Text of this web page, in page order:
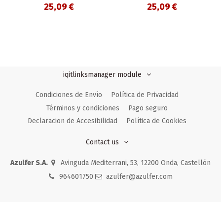
25,09 € 25,09 €
iqitlinksmanager module
Condiciones de Envío
Política de Privacidad
Términos y condiciones
Pago seguro
Declaracion de Accesibilidad
Política de Cookies
Contact us
Azulfer S.A.
Avinguda Mediterrani, 53, 12200 Onda, Castellón
964601750
azulfer@azulfer.com